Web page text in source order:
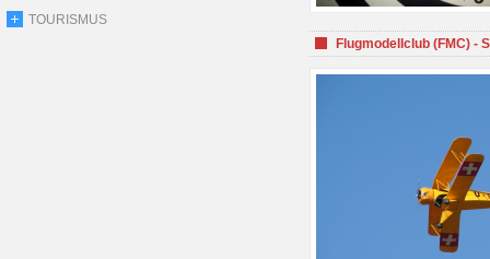
TOURISMUS
Flugmodellclub (FMC) -